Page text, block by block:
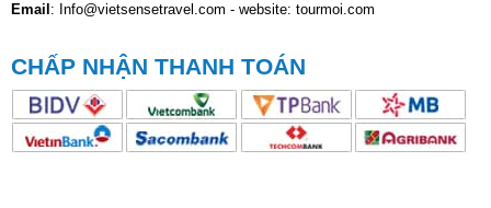
Email : Info@vietsensetravel.com - website: tourmoi.com
CHẤP NHẬN THANH TOÁN